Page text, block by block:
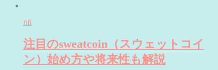
nft
注目のsweatcoin（スウェットコイ
ン）始め方や将来性も解説